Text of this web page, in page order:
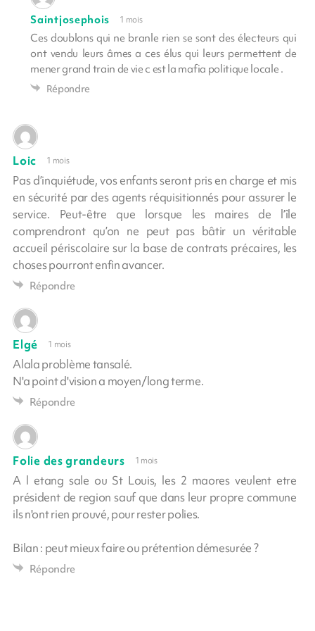
Saintjosephois 1 mois
Ces doublons qui ne branle rien se sont des électeurs qui
ont vendu leurs âmes a ces élus qui leurs permettent de
mener grand train de vie c est la mafia politique locale .
Répondre
Loic 1 mois
Pas d’inquiétude, vos enfants seront pris en charge et mis
en sécurité par des agents réquisitionnés pour assurer le
service. Peut-être que lorsque les maires de l’île
comprendront qu’on ne peut pas bâtir un véritable
accueil périscolaire sur la base de contrats précaires, les
choses pourront enfin avancer.
Répondre
Elgé 1 mois
Alala problème tansalé.
N'a point d'vision a moyen/long terme.
Répondre
Folie des grandeurs 1 mois
A l etang sale ou St Louis, les 2 maores veulent etre
président de region sauf que dans leur propre commune
ils n'ont rien prouvé, pour rester polies.
Bilan : peut mieux faire ou prétention démesurée ?
Répondre